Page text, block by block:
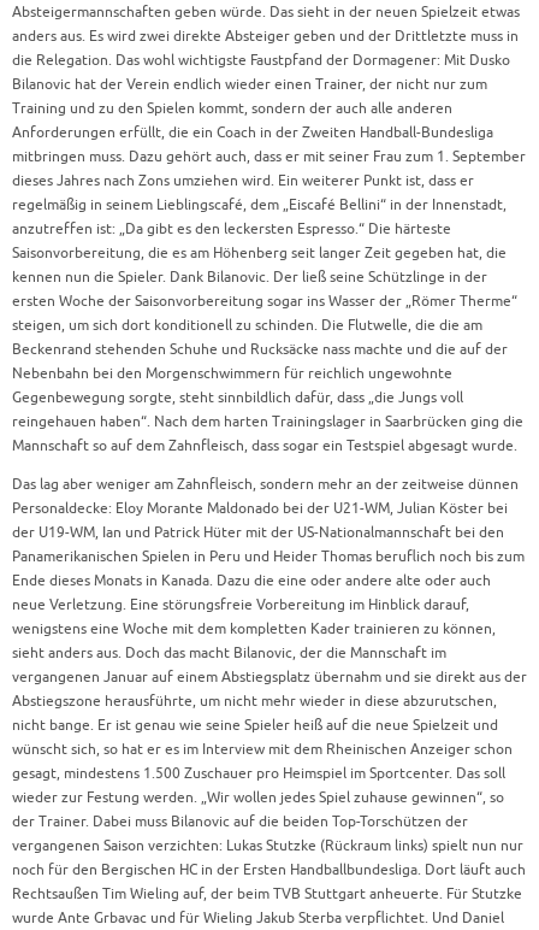
Absteigermannschaften geben würde. Das sieht in der neuen Spielzeit etwas
anders aus. Es wird zwei direkte Absteiger geben und der Drittletzte muss in
die Relegation. Das wohl wichtigste Faustpfand der Dormagener: Mit Dusko
Bilanovic hat der Verein endlich wieder einen Trainer, der nicht nur zum
Training und zu den Spielen kommt, sondern der auch alle anderen
Anforderungen erfüllt, die ein Coach in der Zweiten Handball-Bundesliga
mitbringen muss. Dazu gehört auch, dass er mit seiner Frau zum 1. September
dieses Jahres nach Zons umziehen wird. Ein weiterer Punkt ist, dass er
regelmäßig in seinem Lieblingscafé, dem „Eiscafé Bellini“ in der Innenstadt,
anzutreffen ist: „Da gibt es den leckersten Espresso.“ Die härteste
Saisonvorbereitung, die es am Höhenberg seit langer Zeit gegeben hat, die
kennen nun die Spieler. Dank Bilanovic. Der ließ seine Schützlinge in der
ersten Woche der Saisonvorbereitung sogar ins Wasser der „Römer Therme“
steigen, um sich dort konditionell zu schinden. Die Flutwelle, die die am
Beckenrand stehenden Schuhe und Rucksäcke nass machte und die auf der
Nebenbahn bei den Morgenschwimmern für reichlich ungewohnte
Gegenbewegung sorgte, steht sinnbildlich dafür, dass „die Jungs voll
reingehauen haben“. Nach dem harten Trainingslager in Saarbrücken ging die
Mannschaft so auf dem Zahnfleisch, dass sogar ein Testspiel abgesagt wurde.
Das lag aber weniger am Zahnfleisch, sondern mehr an der zeitweise dünnen
Personaldecke: Eloy Morante Maldonado bei der U21-WM, Julian Köster bei
der U19-WM, Ian und Patrick Hüter mit der US-Nationalmannschaft bei den
Panamerikanischen Spielen in Peru und Heider Thomas beruflich noch bis zum
Ende dieses Monats in Kanada. Dazu die eine oder andere alte oder auch
neue Verletzung. Eine störungsfreie Vorbereitung im Hinblick darauf,
wenigstens eine Woche mit dem kompletten Kader trainieren zu können,
sieht anders aus. Doch das macht Bilanovic, der die Mannschaft im
vergangenen Januar auf einem Abstiegsplatz übernahm und sie direkt aus der
Abstiegszone herausführte, um nicht mehr wieder in diese abzurutschen,
nicht bange. Er ist genau wie seine Spieler heiß auf die neue Spielzeit und
wünscht sich, so hat er es im Interview mit dem Rheinischen Anzeiger schon
gesagt, mindestens 1.500 Zuschauer pro Heimspiel im Sportcenter. Das soll
wieder zur Festung werden. „Wir wollen jedes Spiel zuhause gewinnen“, so
der Trainer. Dabei muss Bilanovic auf die beiden Top-Torschützen der
vergangenen Saison verzichten: Lukas Stutzke (Rückraum links) spielt nun nur
noch für den Bergischen HC in der Ersten Handballbundesliga. Dort läuft auch
Rechtsaußen Tim Wieling auf, der beim TVB Stuttgart anheuerte. Für Stutzke
wurde Ante Grbavac und für Wieling Jakub Sterba verpflichtet. Und Daniel